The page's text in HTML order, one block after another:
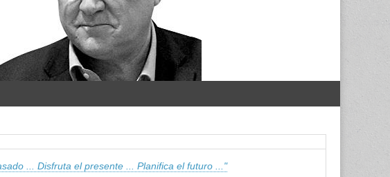
... Disfruta el presente ... Planifica el futuro ..."